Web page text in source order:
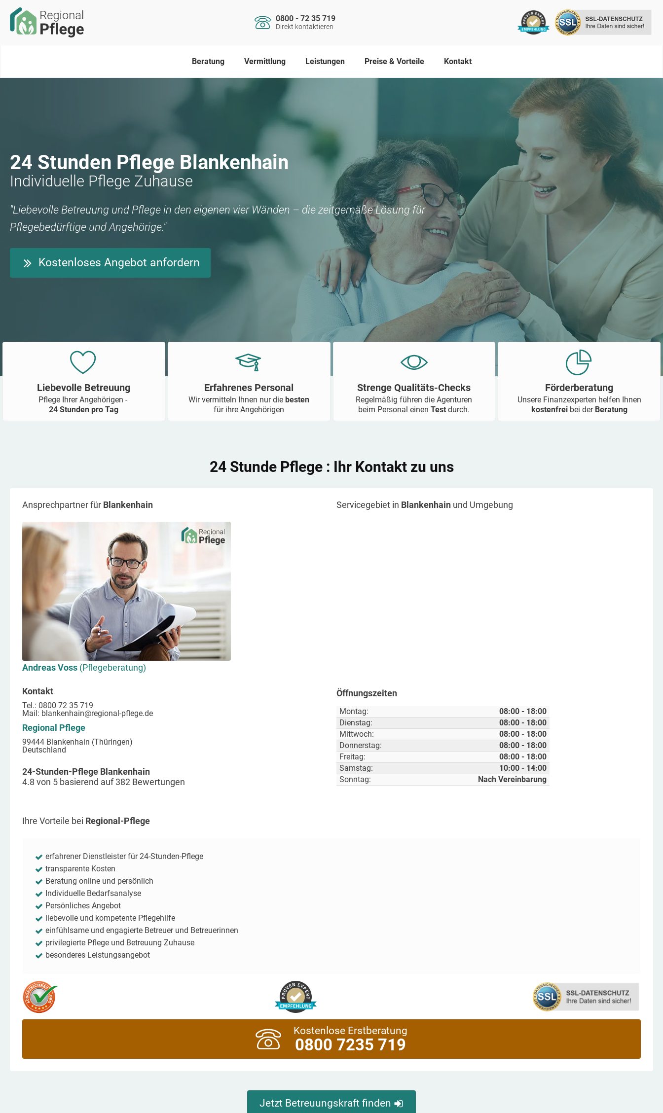
0800 - 72 35 719
Direkt kontaktieren
Beratung Vermittlung Leistungen Preise & Vorteile Kontakt
24 Stunden Pflege Blankenhain
Individuelle Pflege Zuhause
"Liebevolle Betreuung und Pflege in den eigenen vier Wänden – die zeitgemäße Lösung für
Pflegebedürftige und Angehörige."
Kostenloses Angebot anfordern
Liebevolle Betreuung
Pflege Ihrer Angehörigen -
24 Stunden pro Tag
Erfahrenes Personal
Wir vermitteln Ihnen nur diebesten
für ihre Angehörigen
Strenge Qualitäts-Checks
Regelmäßig führen die Agenturen
beim Personal einenTestdurch.
Förderberatung
Unsere Finanzexperten helfen Ihnen
kostenfrei bei der Beratung
24 Stunde Pflege : Ihr Kontakt zu uns
Ansprechpartner für Blankenhain
Andreas Voss (Pflegeberatung)
Kontakt
Tel.: 0800 72 35 719
Mail: blankenhain@regional-pflege.de
Regional Pflege
99444 Blankenhain (Thüringen)
Deutschland
24-Stunden-Pflege Blankenhain
4.8 von 5 basierend auf382 Bewertungen
Servicegebiet in Blankenhain und Umgebung
Öffnungszeiten
Montag:
08:00 - 18:00
Dienstag:
08:00 - 18:00
Mittwoch:
08:00 - 18:00
Donnerstag:
08:00 - 18:00
Freitag:
08:00 - 18:00
Samstag:
10:00 - 14:00
Sonntag:
Nach Vereinbarung
Ihre Vorteile bei Regional-Pflege
erfahrener Dienstleister für 24-Stunden-Pflege
transparente Kosten
Beratung online und persönlich
Individuelle Bedarfsanalyse
Persönliches Angebot
liebevolle und kompetente Pflegehilfe
einfühlsame und engagierte Betreuer und Betreuerinnen
privilegierte Pflege und Betreuung Zuhause
besonderes Leistungsangebot
Kostenlose Erstberatung
0800 7235 719
Jetzt Betreuungskraft finden